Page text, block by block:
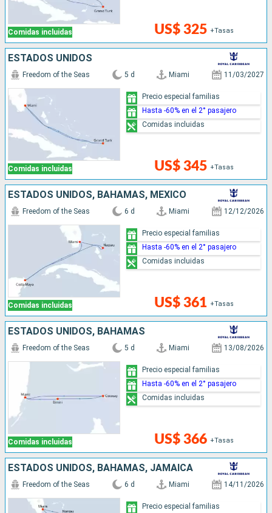
Comidas incluidas US$ 325 +Tasas
ESTADOS UNIDOS
Comidas incluidas
Freedom of the Seas 5 d Miami 11/03/2027
US$ 345 +Tasas
Precio especial familias
Hasta -60% en el 2° pasajero
Comidas incluidas
ESTADOS UNIDOS, BAHAMAS, MÉXICO
Comidas incluidas
Freedom of the Seas 6 d Miami 12/12/2026
US$ 361 +Tasas
Precio especial familias
Hasta -60% en el 2° pasajero
Comidas incluidas
ESTADOS UNIDOS, BAHAMAS
Comidas incluidas
Freedom of the Seas 5 d Miami 13/08/2026
US$ 366 +Tasas
Precio especial familias
Hasta -60% en el 2° pasajero
Comidas incluidas
ESTADOS UNIDOS, BAHAMAS, JAMAICA
Freedom of the Seas 6 d Miami 14/11/2026
Precio especial familias